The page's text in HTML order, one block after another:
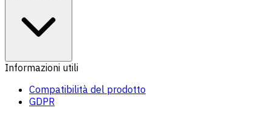
Informazioni utili
Compatibilità del prodotto
GDPR